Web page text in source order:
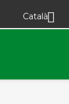
Català